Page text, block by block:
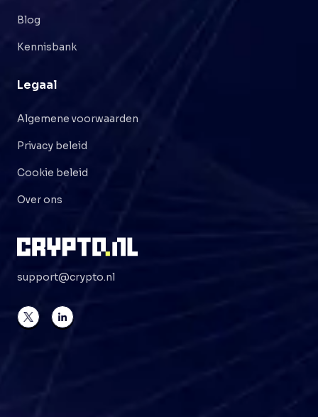
Blog
Kennisbank
Legaal
Algemene voorwaarden
Privacy beleid
Cookie beleid
Over ons
support@crypto.nl